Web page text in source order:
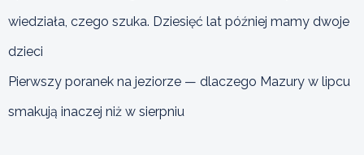
wiedziała, czego szuka. Dziesięć lat później mamy dwoje
dzieci
Pierwszy poranek na jeziorze — dlaczego Mazury w lipcu
smakują inaczej niż w sierpniu